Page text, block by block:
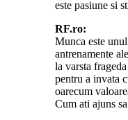
este pasiune si
RF.ro:
Munca este
antrenamente
la varsta
pentru a invata
oarecum
Cum ati ajuns